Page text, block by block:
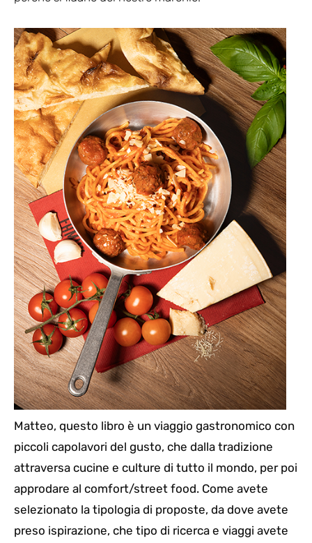
Matteo, questo libro è un viaggio gastronomico con
piccoli capolavori del gusto, che dalla tradizione
attraversa cucine e culture di tutto il mondo, per poi
approdare al comfort/street food. Come avete
selezionato la tipologia di proposte, da dove avete
preso ispirazione, che tipo di ricerca e viaggi avete